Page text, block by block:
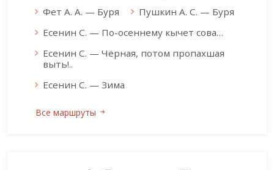
Фет А. А. — Буря
Пушкин А. С. — Буря
Есенин С. — По-осеннему кычет сова…
Есенин С. — Чёрная, потом пропахшая
выть!..
Есенин С. — Зима
Все маршруты